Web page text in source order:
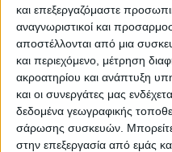
και επεξεργαζόμαστε
αναγνωριστικοί και
αποστέλλονται από μια
και περιεχόμενο, μέτρηση
ακροατηρίου και ανάπτυξη
και οι συνεργάτες μας
δεδομένα γεωγραφικής
σάρωσης συσκευών. Μπορείτε
στην επεξεργασία από εμάς
Σύνοδος Κορυφής
Αγία Σοφία: Οι επόμενες
κυβέρνησης απέναντι